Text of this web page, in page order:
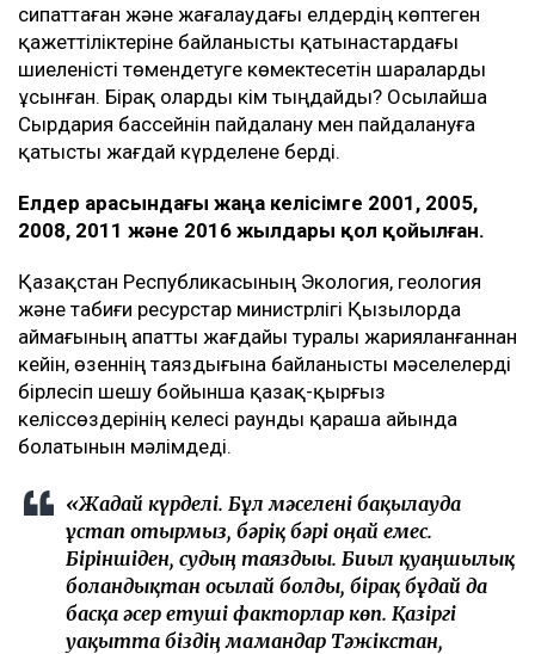
сипаттаған және жағалаудағы елдердің көптеген
қажеттіліктеріне байланысты қатынастардағы
шиеленісті төмендетуге көмектесетін шараларды
ұсынған. Бірақ оларды кім тыңдайды? Осылайша
Сырдария бассейнін пайдалану мен пайдалануға
қатысты жағдай күрделене берді.
Елдер арасындағы жаңа келісімге 2001, 2005,
2008, 2011 және 2016 жылдары қол қойылған.
Қазақстан Республикасының Экология, геология
және табиғи ресурстар министрлігі Қызылорда
аймағының апатты жағдайы туралы жарияланғаннан
кейін, өзеннің таяздығына байланысты мәселелерді
бірлесіп шешу бойынша қазақ-қырғыз
келіссөздерінің келесі раунды қараша айында
болатынын мәлімдеді.
«Жағдай күрделі. Бұл мәселені бақылауда
ұстап отырмыз, бәріқ бәрі оңай емес.
Біріншіден, судың таяздығы. Биыл қуаңшылық
болғандықтан осылай болды, бірақ бұдай да
басқа әсер етуші факторлар көп. Қазіргі
уақытта біздің мамандар Тәжікстан,